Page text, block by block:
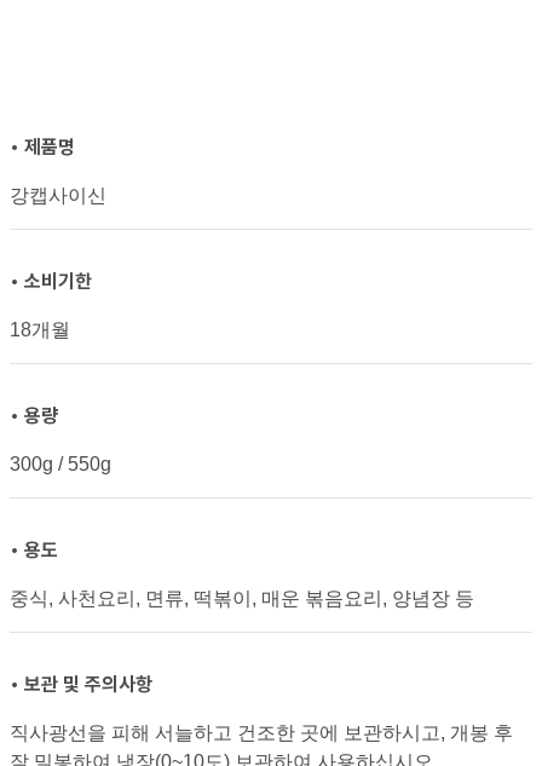
• 제품명
강캡사이신
• 소비기한
18개월
• 용량
300g / 550g
• 용도
중식, 사천요리, 면류, 떡볶이, 매운 볶음요리, 양념장 등
• 보관 및 주의사항
직사광선을 피해 서늘하고 건조한 곳에 보관하시고, 개봉 후
잘 밀봉하여 냉장(0~10도) 보관하여 사용하십시오.